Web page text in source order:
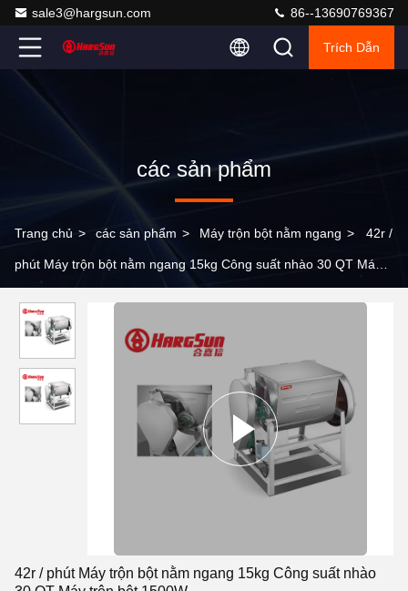
sale3@hargsun.com 86--13690769367
Trích Dẫn
các sản phẩm
Trang chủ > các sản phẩm > Máy trộn bột nằm ngang > 42r /
phút Máy trộn bột nằm ngang 15kg Công suất nhào 30 QT Máy
42r / phút Máy trộn bột nằm ngang 15kg Công suất nhào